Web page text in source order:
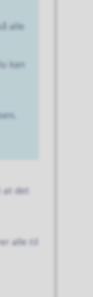
alle
kan
at det
alle til